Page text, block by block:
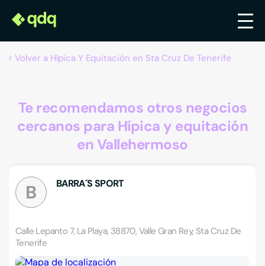
Volver a Hípica Y Equitación en Sta Cruz De Tenerife
Te recomendamos otros negocios
cercanos para Hípica y equitación
en Vallehermoso
B BARRA´S SPORT
Calle Lepanto 7, La Playa, 38870, Valle Gran Rey, Sta Cruz De
Tenerife